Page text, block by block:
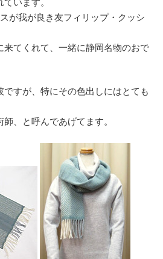
が我が良き友フィリップ・クッシ
来てくれて、一緒に静岡名物のおで
すが、特にその色出しにはとても
、と呼んであげてます。